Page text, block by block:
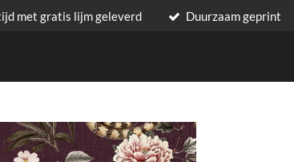
met gratis lijm geleverd Duurzaam geprint